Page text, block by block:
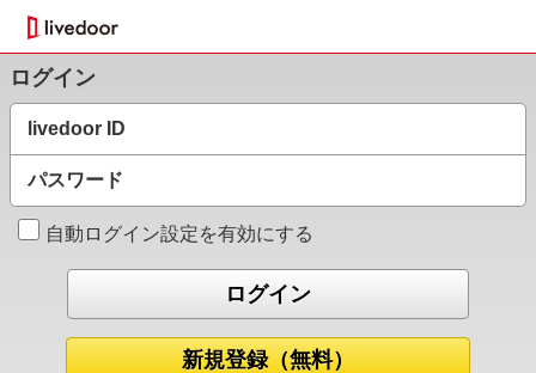
ログイン
livedoor ID
パスワード
自動ログイン設定を有効にする
新規登録（無料）